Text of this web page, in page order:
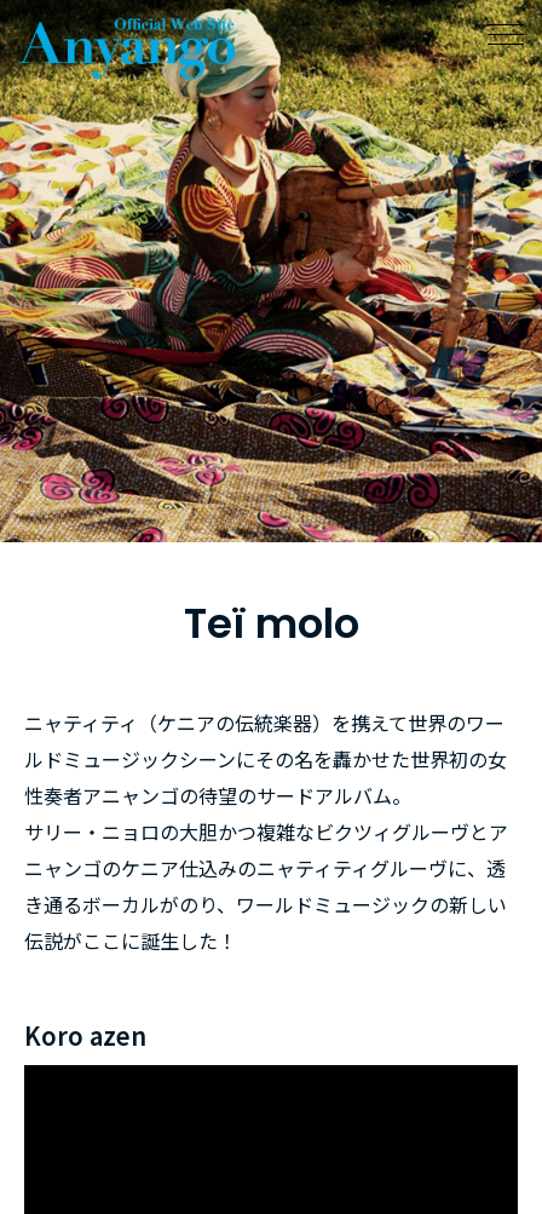
Teï molo
ニャティティ（ケニアの伝統楽器）を携えて世界のワー
ルドミュージックシーンにその名を轟かせた世界初の女
性奏者アニャンゴの待望のサードアルバム。
サリー・ニョロの大胆かつ複雑なビクツィグルーヴとア
ニャンゴのケニア仕込みのニャティティグルーヴに、透
き通るボーカルがのり、ワールドミュージックの新しい
伝説がここに誕生した！
Koro azen